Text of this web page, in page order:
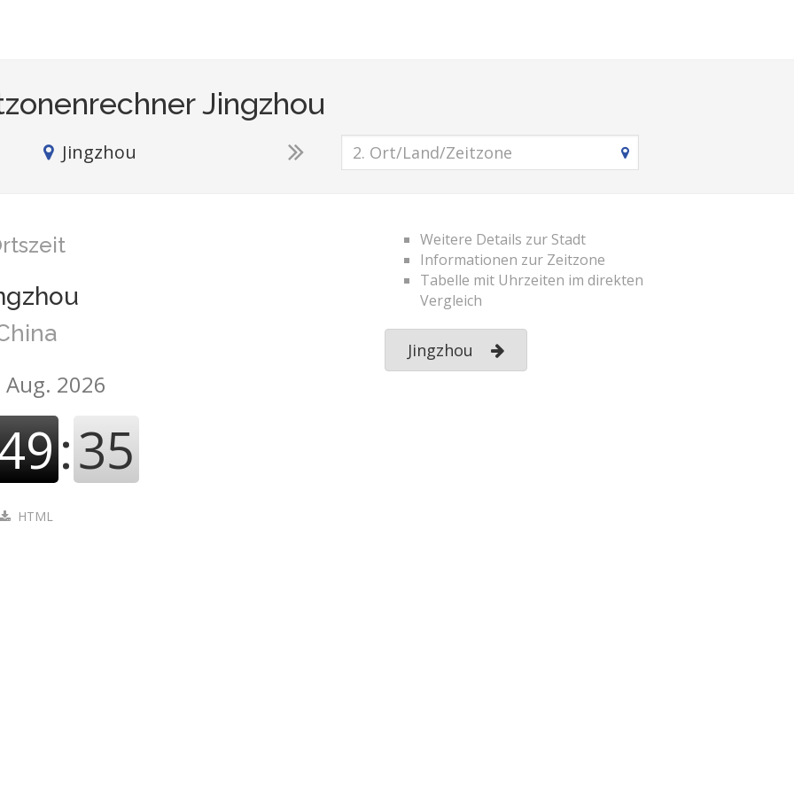
Jingzhou
Jingzhou
Aug. 2026
:36
HTML
Weitere Details zur Stadt
Informationen zur Zeitzone
Tabelle mit Uhrzeiten im direkten
Vergleich
Jingzhou